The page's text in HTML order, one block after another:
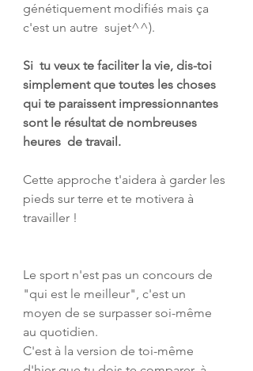
génétiquement modifiés mais ça
c'est un autre  sujet^^).
Si  tu veux te faciliter la vie, dis-toi
simplement que toutes les choses
qui te paraissent impressionnantes
sont le résultat de nombreuses
heures  de travail.
Cette approche t'aidera à garder les
pieds sur terre et te motivera à
travailler !
Le sport n'est pas un concours de
"qui est le meilleur", c'est un
moyen de se surpasser soi-même
au quotidien.
C'est à la version de toi-même